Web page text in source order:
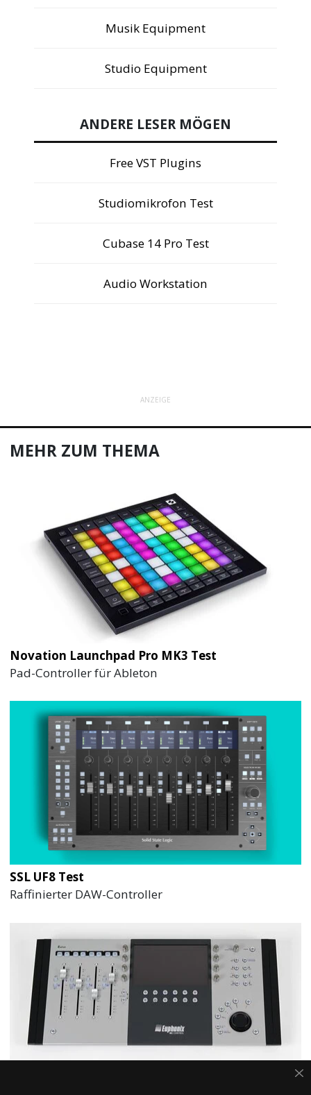
Musik Equipment
Studio Equipment
ANDERE LESER MÖGEN
Free VST Plugins
Studiomikrofon Test
Cubase 14 Pro Test
Audio Workstation
ANZEIGE
MEHR ZUM THEMA
Novation Launchpad Pro MK3 Test
Pad-Controller für Ableton
SSL UF8 Test
Raffinierter DAW-Controller